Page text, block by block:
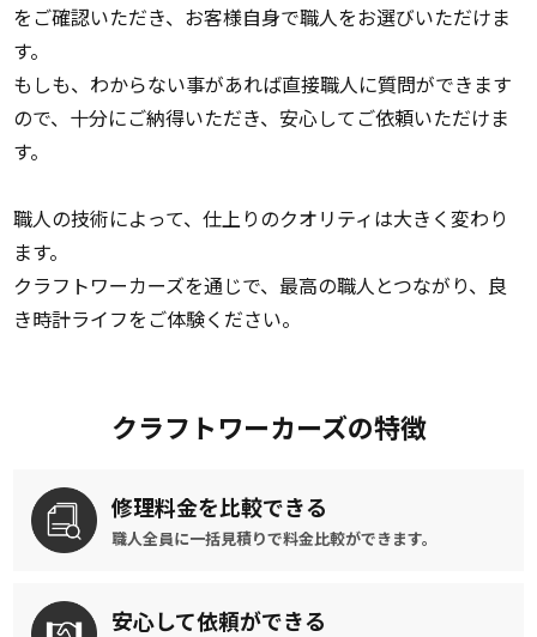
をご確認いただき、お客様自身で職人をお選びいただけま
す。
もしも、わからない事があれば直接職人に質問ができます
ので、十分にご納得いただき、安心してご依頼いただけま
す。
職人の技術によって、仕上りのクオリティは大きく変わり
ます。
クラフトワーカーズを通じで、最高の職人とつながり、良
き時計ライフをご体験ください。
クラフトワーカーズの特徴
修理料金を比較できる
職人全員に一括見積りで料金比較ができます。
安心して依頼ができる